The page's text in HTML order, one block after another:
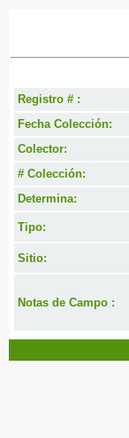
Registro # :
Fecha Colección:
Colector:
# Colección:
Determina:
Tipo:
Sitio:
Notas de Campo :